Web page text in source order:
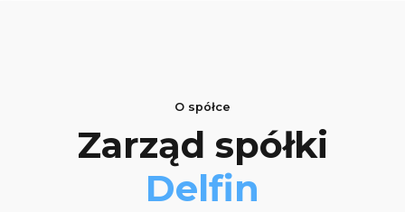
O spółce
Zarząd spółki
Delfin